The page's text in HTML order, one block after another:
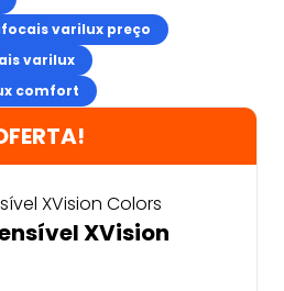
varilux preço
varilux
comfort
XVision